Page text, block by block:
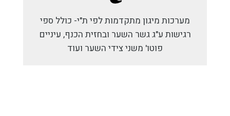
מערכות מיגון מתקדמות לפי ת"י- כולל ספי
רגישות ע"ג גשר השער ובחזית הכנף, עיניים
פוטו' משני צידי השער ועוד